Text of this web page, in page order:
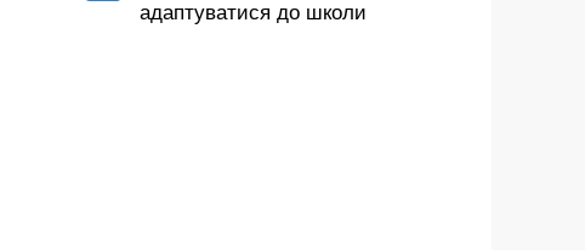
адаптуватися до школи